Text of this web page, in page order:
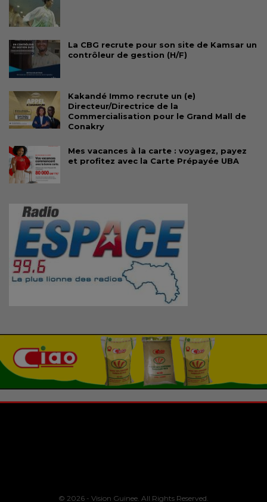
La CBG recrute pour son site de Kamsar un
contrôleur de gestion (H/F)
Kakandé Immo recrute un (e)
Directeur/Directrice de la
Commercialisation pour le Grand Mall de
Conakry
Mes vacances à la carte : voyagez, payez
et profitez avec la Carte Prépayée UBA
© 2026 - Vision Guinee. All Rights Reserved.